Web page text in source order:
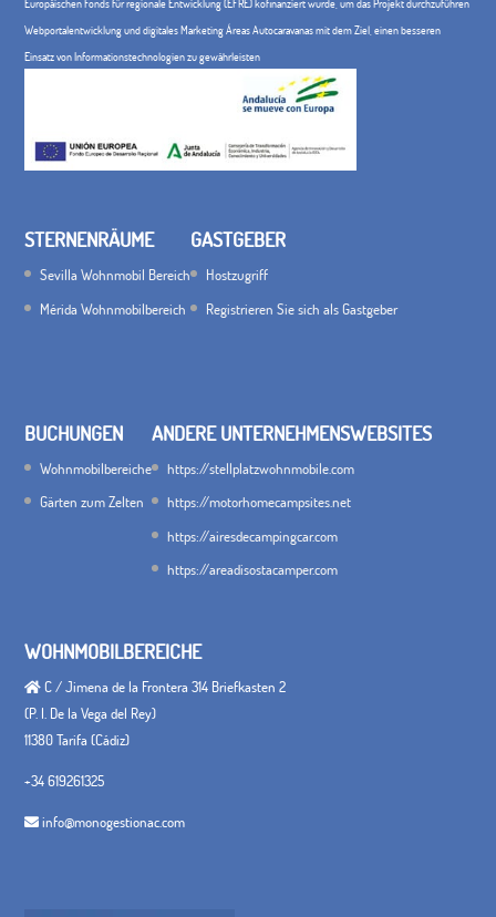
Europäischen Fonds für regionale Entwicklung (EFRE) kofinanziert wurde, um das Projekt durchzuführen
Webportalentwicklung und digitales Marketing Áreas Autocaravanas mit dem Ziel, einen besseren
Einsatz von Informationstechnologien zu gewährleisten
STERNENRÄUME
Sevilla Wohnmobil Bereich
Mérida Wohnmobilbereich
GASTGEBER
Hostzugriff
Registrieren Sie sich als Gastgeber
BUCHUNGEN
Wohnmobilbereiche
Gärten zum Zelten
ANDERE UNTERNEHMENSWEBSITES
https://stellplatzwohnmobile.com
https://motorhomecampsites.net
https://airesdecampingcar.com
https://areadisostacamper.com
WOHNMOBILBEREICHE
C / Jimena de la Frontera 314 Briefkasten 2
(P. I. De la Vega del Rey)
11380 Tarifa (Cádiz)
+34 619261325
info@monogestionac.com